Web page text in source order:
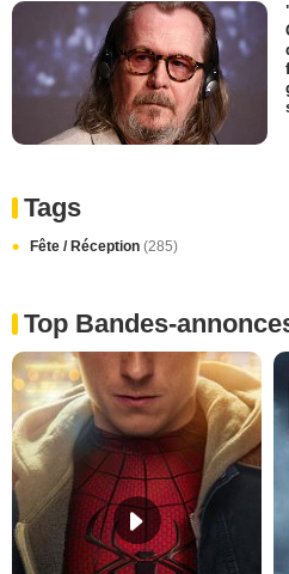
Tags
Fête / Réception (285)
Top Bandes-